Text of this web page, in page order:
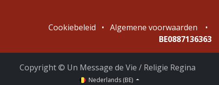
Cookiebeleid • Algemene voorwaarden
•
BE0887136363
Copyright © Un Message de Vie / Religie Regina
Nederlands (BE)